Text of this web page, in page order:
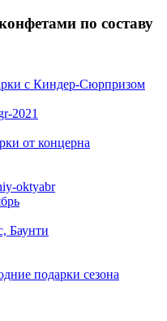
по составу
Баунти